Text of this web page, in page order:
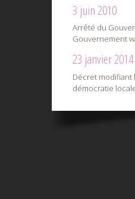
3 juin 2010
Arrêté du
Gouvernement
23 janvier 2014
Décret modifiant
démocratie